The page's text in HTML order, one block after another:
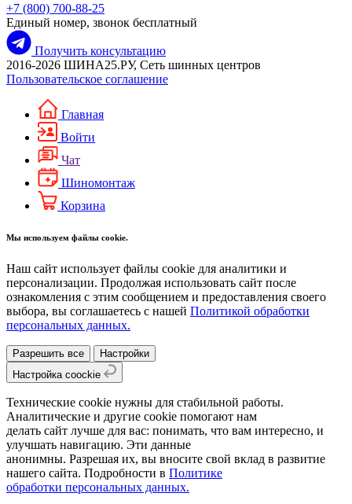
+7 (800) 700-88-25
Единый номер, звонок бесплатный
Получить консультацию
2016-2026 ШИНА25.РУ, Сеть шинных центров
Пользовательское соглашение
Главная
Войти
Чат
Шиномонтаж
Корзина
Мы используем файлы cookie.
Наш сайт использует файлы cookie для аналитики и
персонализации. Продолжая использовать сайт после
ознакомления с этим сообщением и предоставления своего
выбора, вы соглашаетесь с нашей Политикой обработки
персональных данных.
Разрешить все
Настройки
Настройка coockie
Технические cookie нужны для стабильной работы.
Аналитические и другие cookie помогают нам
делать сайт лучше для вас: понимать, что вам интересно, и
улучшать навигацию. Эти данные
анонимны. Разрешая их, вы вносите свой вклад в развитие
нашего сайта. Подробности в Политике
обработки персональных данных.